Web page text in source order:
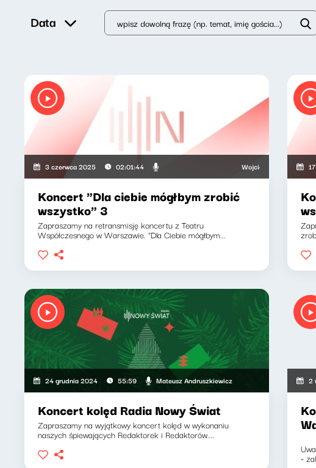
Data
3 czerwca 2025 02:01:44 Wojciech Malajkat, Artur
Koncert "Dla ciebie mógłbym zrobić
wszystko" 3
Zapraszamy na retransmisję koncertu z Teatru
Współczesnego w Warszawie. "Dla Ciebie mógłbym...
24 grudnia 2024 55:59 Mateusz Andruszkiewicz
Koncert kolęd Radia Nowy Świat
Zapraszamy na wyjątkowy koncert kolęd w wykonaniu
naszych śpiewających Redaktorek i Redaktorów....
2
-